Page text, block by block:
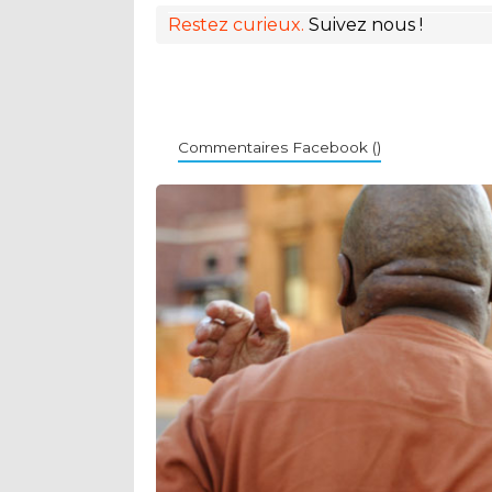
Restez curieux. Suivez nous !
Commentaires Facebook ()